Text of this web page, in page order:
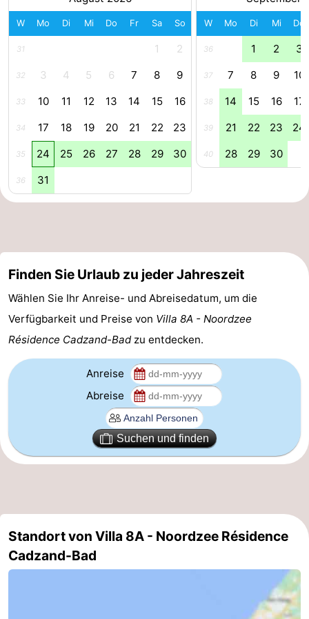
Forum
Route
Medizin
Adressen
Region
-
Veere
-
Domburg
-
Zoutelande
Vlaanderen
-
Sluis
-
W Mo Di Mi Do Fr Sa So
31 1 2
32 3 4 5 6 7 8 9
33 10 11 12 13 14 15 16
34 17 18 19 20 21 22 23
35 24 25 26 27 28 29 30
36 31
W Mo Di Mi Do
36 1 2 3
37 7 8 9 10
38 14 15 16 17
39 21 22 23 24
40 28 29 30
Finden Sie Urlaub zu jeder Jahreszeit
Wählen Sie Ihr Anreise- und Abreisedatum, um die
Verfügbarkeit und Preise von Villa 8A - Noordzee
Résidence Cadzand-Badzu entdecken.
Anreise
Abreise
Suchen und finden
Standort von Villa 8A - Noordzee Résidence
Cadzand-Bad